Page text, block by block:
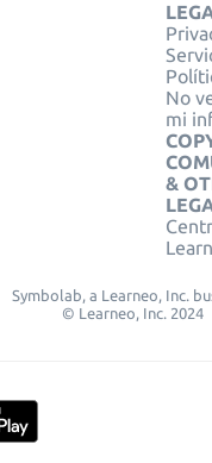
No
mi
&
Symbolab, a Learneo, Inc.
© Learneo, Inc. 2024